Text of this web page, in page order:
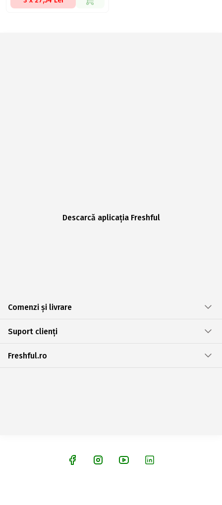
Descarcă aplicația Freshful
Comenzi și livrare
Suport clienți
Freshful.ro